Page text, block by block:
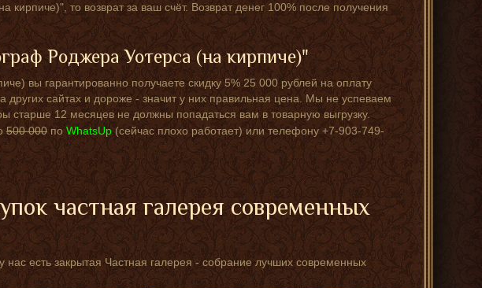
то возврат за ваш счёт. Возврат денег 100% после получения
Роджера Уотерса (на кирпиче)"
вы гарантированно получаете скидку 5% 25 000 рублей на оплату
других сайтах и дороже - значит у них правильная цена. Мы не успеваем
старше 12 месяцев не должны попадаться вам в товарную выгрузку.
500 000поWhatsUp (сейчас плохо работает) или телефону +7-903-749-
частная галерея современных
нас есть закрытая Частная галерея - собрание лучших современных